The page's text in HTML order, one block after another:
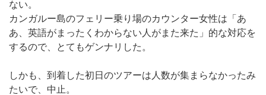
ない。
カンガルー島のフェリー乗り場のカウンター女性は「あ
あ、英語がまったくわからない人がまた来た」的な対応を
するので、とてもゲンナリした。
しかも、到着した初日のツアーは人数が集まらなかったみ
たいで、中止。